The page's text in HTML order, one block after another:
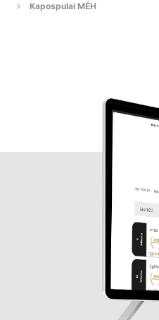
Kapospulai MÉH